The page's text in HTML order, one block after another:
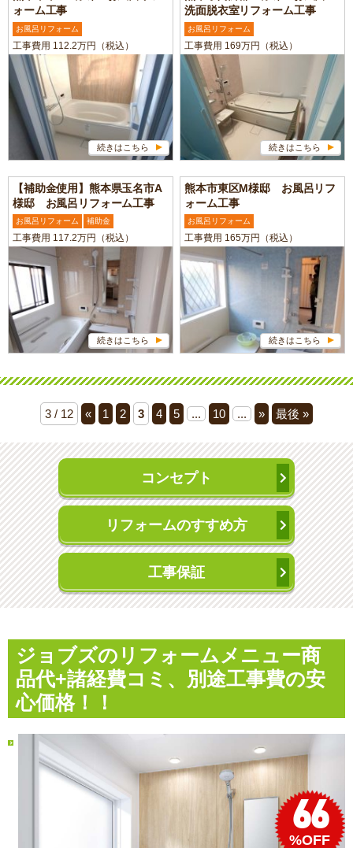
ォーム工事
お風呂リフォーム
工事費用 112.2万円（税込）
続きはこちら
洗面脱衣室リフォーム工事
お風呂リフォーム
工事費用 169万円（税込）
続きはこちら
【補助金使用】熊本県玉名市A
様邸 お風呂リフォーム工事
お風呂リフォーム 補助金
工事費用 117.2万円（税込）
続きはこちら
熊本市東区M様邸 お風呂リフ
ォーム工事
お風呂リフォーム
工事費用 165万円（税込）
続きはこちら
3 / 12 « 1 2 3 4 5 ... 10 ... » 最後 »
コンセプト
リフォームのすすめ方
工事保証
ジョブズのリフォームメニュー商
品代+諸経費コミ、別途工事費の安
心価格！！
66
%OFF